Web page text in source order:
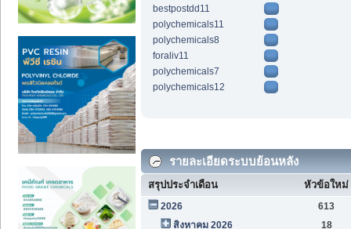
bestpostdd11
polychemicals11
polychemicals8
foraliv11
polychemicals7
polychemicals12
รายละเอียดระบบย้อนหลัง
สรุปประจำเดือน หัวข้อใหม่
2026
613
สิงหาคม 2026
18